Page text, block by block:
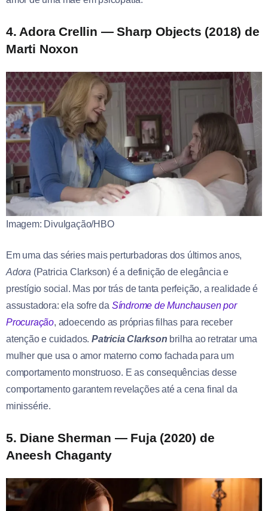
4. Adora Crellin — Sharp Objects (2018) de
Marti Noxon
Imagem: Divulgação/HBO
Em uma das séries mais perturbadoras dos últimos anos,
Adora (Patricia Clarkson) é a definição de elegância e
prestígio social. Mas por trás de tanta perfeição, a realidade é
assustadora: ela sofre da Síndrome de Munchausen por
Procuração, adoecendo as próprias filhas para receber
atenção e cuidados.Patricia Clarkson brilha ao retratar uma
mulher que usa o amor materno como fachada para um
comportamento monstruoso. E as consequências desse
comportamento garantem revelações até a cena final da
minissérie.
5. Diane Sherman — Fuja (2020) de
Aneesh Chaganty